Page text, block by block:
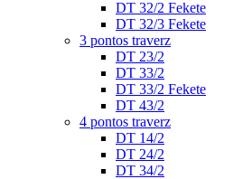
DT 32/2 Fekete
DT 32/3 Fekete
3 pontos traverz
DT 23/2
DT 33/2
DT 33/2 Fekete
DT 43/2
4 pontos traverz
DT 14/2
DT 24/2
DT 34/2